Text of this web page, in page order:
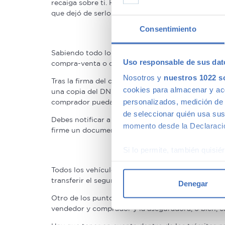
Consentimiento
Uso responsable de sus
Nosotros y nuestros 1022
cookies para almacenar y
personalizados, medición
de seleccionar quién usa
momento desde la
Si lo permite, también
Obtenga más información
Denegar
recaiga sobre ti. Hasta que no se produzca el
que dejó de serlo.
Sabiendo todo lo anterior y habiendo realizado
compra-venta o concesionario y hubiéramos
Tras la firma del contrato, hay que hacer
una copia del DNI y el recibo del impuesto de
comprador pueda hacer el cambio de titularidad,
Debes notificar a la DGT la venta o transmisión
firme un documento y te entregue una fotocopia
Todos los vehículos deben tener por ley un
transferir el seguro a tu coche nuevo para no
Otro de los puntos que se pueden llevar a cabo
vendedor y comprador y la aseguradora, o bien,